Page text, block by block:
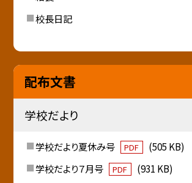
校長日記
配布文書
学校だより
学校だより夏休み号 PDF
(505 KB)
学校だより７月号
PDF
(931 KB)